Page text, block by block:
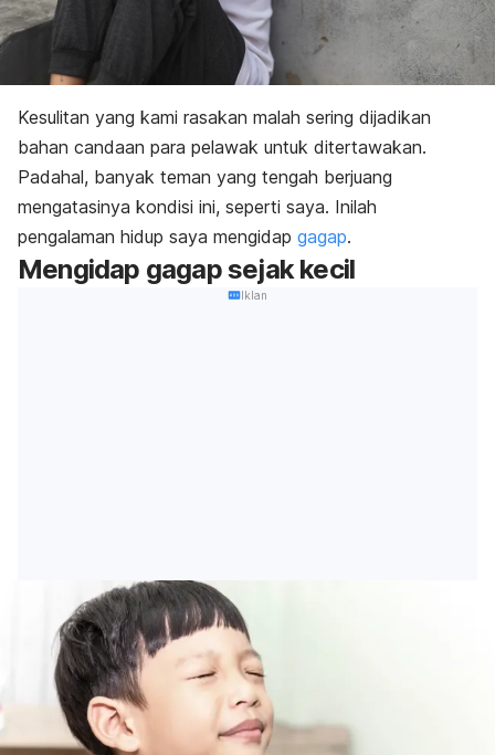
Kesulitan yang kami rasakan malah sering dijadikan
bahan candaan para pelawak untuk ditertawakan.
Padahal, banyak teman yang tengah berjuang
mengatasinya kondisi ini, seperti saya. Inilah
pengalaman hidup saya mengidap gagap.
Mengidap gagap sejak kecil
Iklan